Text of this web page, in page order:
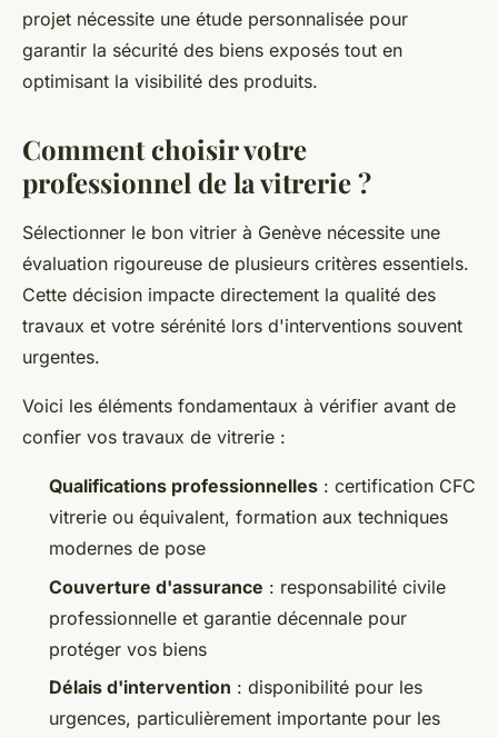
projet nécessite une étude personnalisée pour
garantir la sécurité des biens exposés tout en
optimisant la visibilité des produits.
Comment choisir votre
professionnel de la vitrerie ?
Sélectionner le bon vitrier à Genève nécessite une
évaluation rigoureuse de plusieurs critères essentiels.
Cette décision impacte directement la qualité des
travaux et votre sérénité lors d'interventions souvent
urgentes.
Voici les éléments fondamentaux à vérifier avant de
confier vos travaux de vitrerie :
Qualifications professionnelles : certification CFC
vitrerie ou équivalent, formation aux techniques
modernes de pose
Couverture d'assurance : responsabilité civile
professionnelle et garantie décennale pour
protéger vos biens
Délais d'intervention : disponibilité pour les
urgences, particulièrement importante pour les